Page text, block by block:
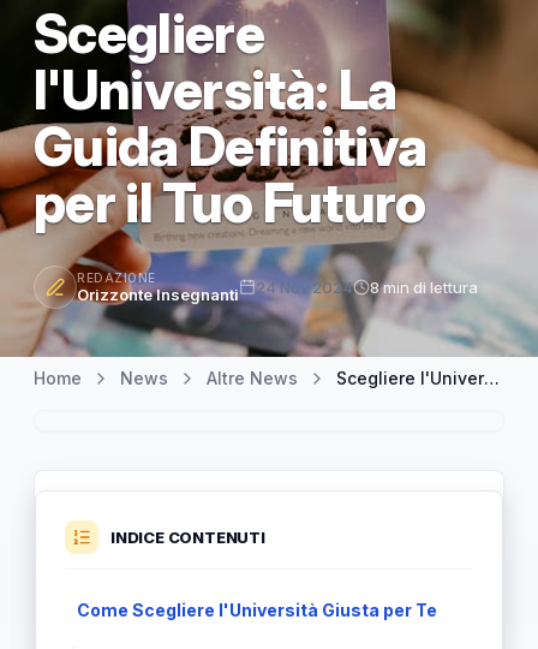
Scegliere
l'Università: La
Guida Definitiva
per il Tuo Futuro
REDAZIONE
Orizzonte Insegnanti 24 Nov 2024 8 min di lettura
Home News Altre News Scegliere l'Università: La Guida Definitiva per il Tuo Futuro
INDICE CONTENUTI
Come Scegliere l'Università Giusta per Te